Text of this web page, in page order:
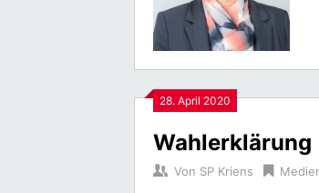
28. April 2020
Wahlerklärung
Von SP Kriens